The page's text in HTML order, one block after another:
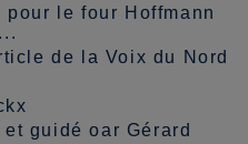
le four Hoffmann
de la Voix du Nord
guidé oar Gérard